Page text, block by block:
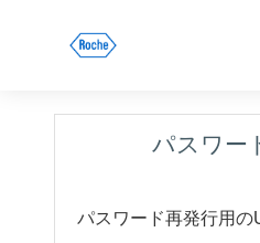
パスワー
パスワード再発行用の